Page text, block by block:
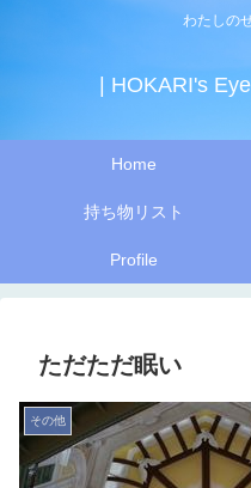
わたしの
| HOKARI's
Home
持ち物リスト
Profile
ただただ眠い
その他